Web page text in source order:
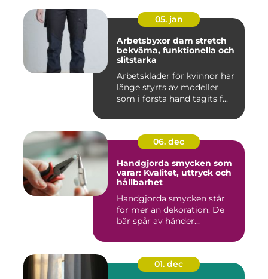
05. jan
Arbetsbyxor dam stretch
bekväma, funktionella och
slitstarka
Arbetskläder för kvinnor har
länge styrts av modeller
som i första hand tagits f...
06. dec
Handgjorda smycken som
varar: Kvalitet, uttryck och
hållbarhet
Handgjorda smycken står
för mer än dekoration. De
bär spår av händer...
01. dec